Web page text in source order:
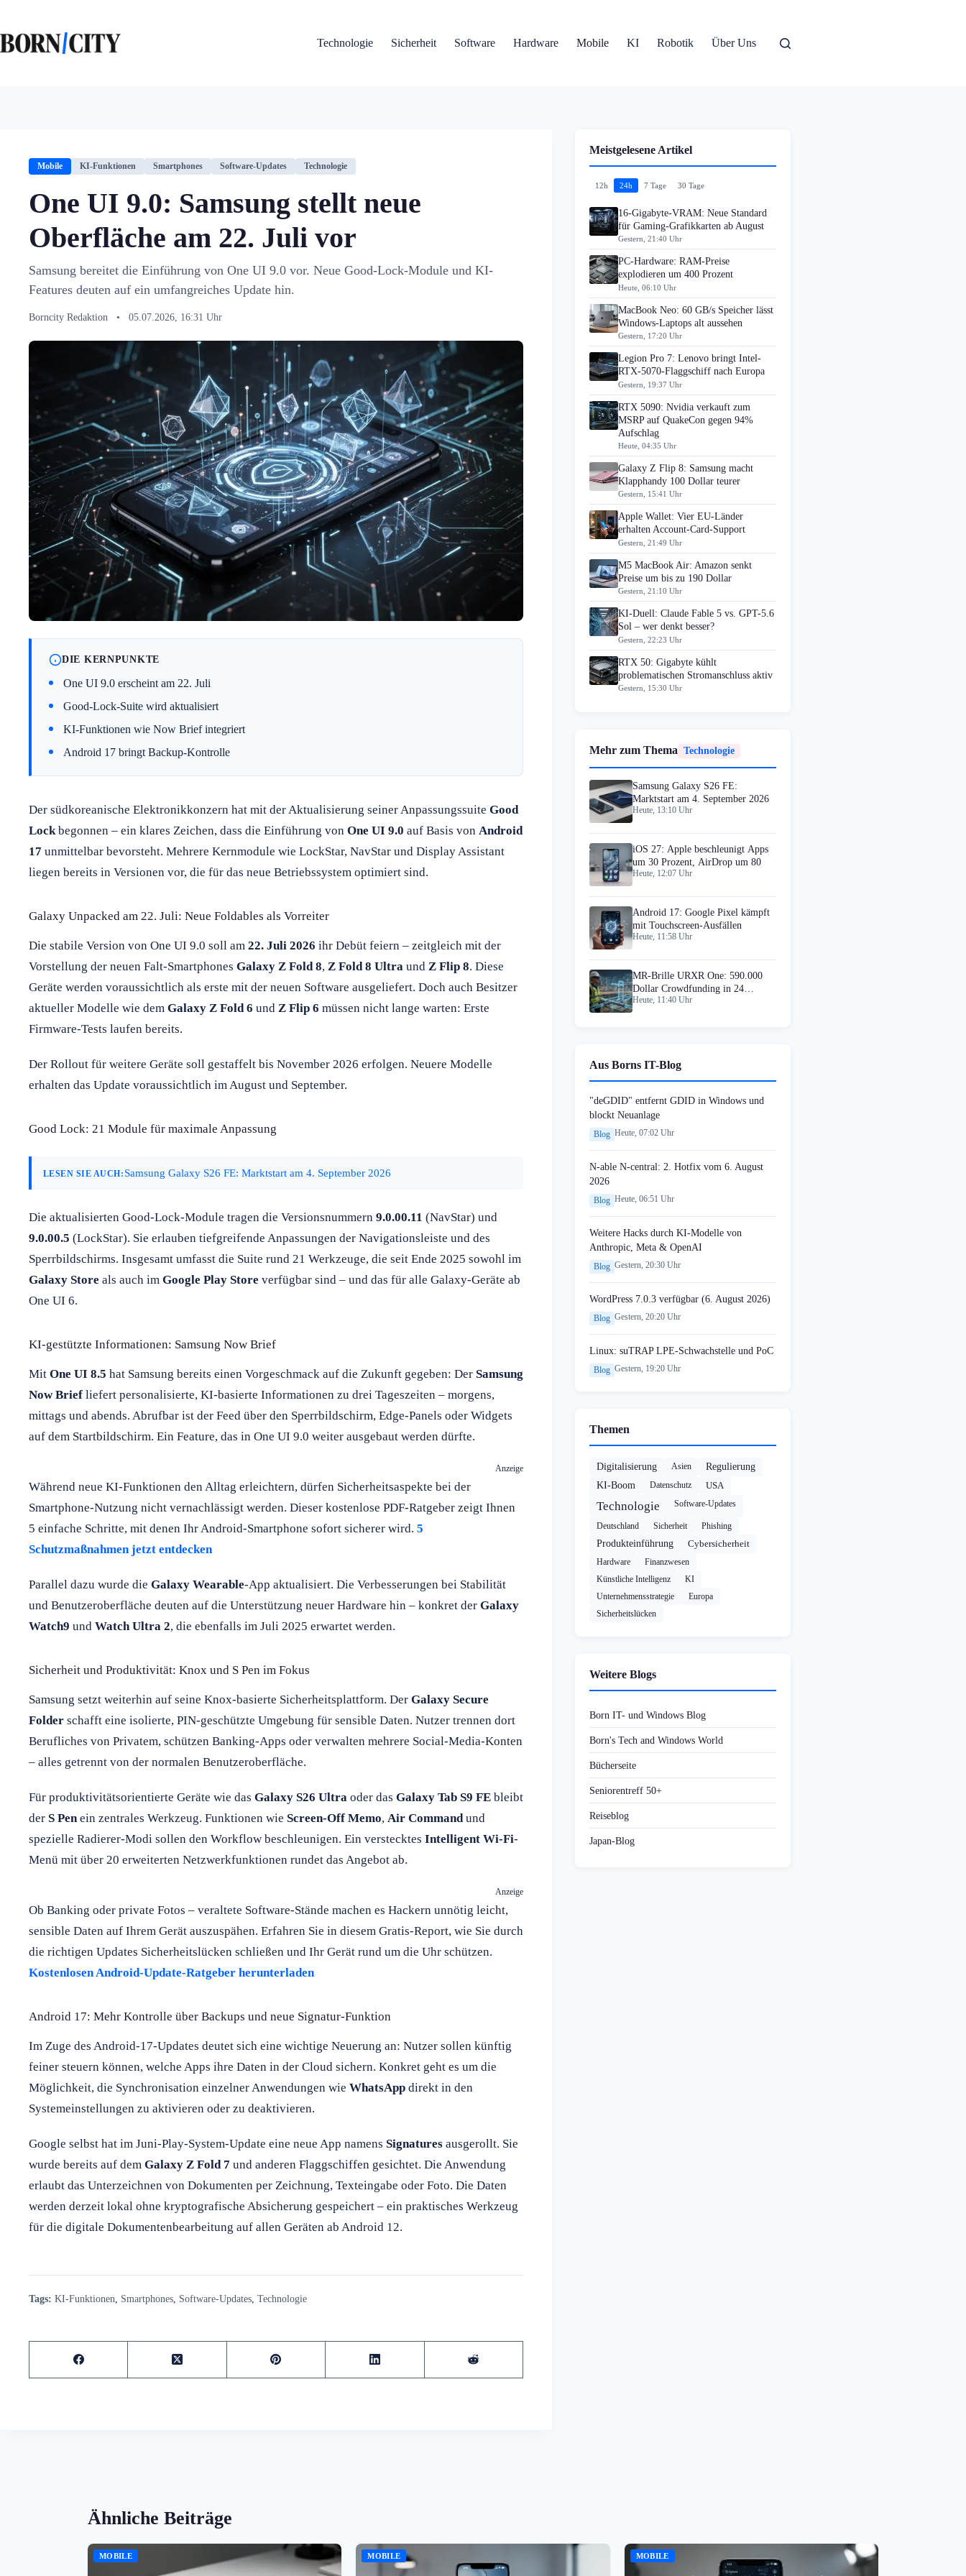
springen
Technologie
Sicherheit Software Hardware Mobile KI Robotik Über Uns
Mobile KI-Funktionen Smartphones Software-Updates Technologie
One UI 9.0: Samsung stellt neue
Oberfläche am 22. Juli vor
Samsung bereitet die Einführung von One UI 9.0 vor. Neue Good-Lock-Module und KI-
Features deuten auf ein umfangreiches Update hin.
Borncity Redaktion • 05.07.2026, 16:31 Uhr
DIE KERNPUNKTE
One UI 9.0 erscheint am 22. Juli
Good-Lock-Suite wird aktualisiert
KI-Funktionen wie Now Brief integriert
Android 17 bringt Backup-Kontrolle
Der südkoreanische Elektronikkonzern hat mit der Aktualisierung seiner Anpassungssuite Good
Lock begonnen – ein klares Zeichen, dass die Einführung von One UI 9.0 auf Basis von Android
17 unmittelbar bevorsteht. Mehrere Kernmodule wie LockStar, NavStar und Display Assistant
liegen bereits in Versionen vor, die für das neue Betriebssystem optimiert sind.
Galaxy Unpacked am 22. Juli: Neue Foldables als Vorreiter
Die stabile Version von One UI 9.0 soll am 22. Juli 2026 ihr Debüt feiern – zeitgleich mit der
Vorstellung der neuen Falt-Smartphones Galaxy Z Fold 8, Z Fold 8 Ultra und Z Flip 8. Diese
Geräte werden voraussichtlich als erste mit der neuen Software ausgeliefert. Doch auch Besitzer
aktueller Modelle wie dem Galaxy Z Fold 6 und Z Flip 6 müssen nicht lange warten: Erste
Firmware-Tests laufen bereits.
Der Rollout für weitere Geräte soll gestaffelt bis November 2026 erfolgen. Neuere Modelle
erhalten das Update voraussichtlich im August und September.
Good Lock: 21 Module für maximale Anpassung
LESEN SIE AUCH: Samsung Galaxy S26 FE: Marktstart am 4. September 2026
Die aktualisierten Good-Lock-Module tragen die Versionsnummern 9.0.00.11 (NavStar) und
9.0.00.5 (LockStar). Sie erlauben tiefgreifende Anpassungen der Navigationsleiste und des
Sperrbildschirms. Insgesamt umfasst die Suite rund 21 Werkzeuge, die seit Ende 2025 sowohl im
Galaxy Store als auch im Google Play Store verfügbar sind – und das für alle Galaxy-Geräte ab
One UI 6.
KI-gestützte Informationen: Samsung Now Brief
Mit One UI 8.5 hat Samsung bereits einen Vorgeschmack auf die Zukunft gegeben: Der Samsung
Now Brief liefert personalisierte, KI-basierte Informationen zu drei Tageszeiten – morgens,
mittags und abends. Abrufbar ist der Feed über den Sperrbildschirm, Edge-Panels oder Widgets
auf dem Startbildschirm. Ein Feature, das in One UI 9.0 weiter ausgebaut werden dürfte.
Anzeige
Während neue KI-Funktionen den Alltag erleichtern, dürfen Sicherheitsaspekte bei der
Smartphone-Nutzung nicht vernachlässigt werden. Dieser kostenlose PDF-Ratgeber zeigt Ihnen
5 einfache Schritte, mit denen Ihr Android-Smartphone sofort sicherer wird. 5
Schutzmaßnahmen jetzt entdecken
Parallel dazu wurde die Galaxy Wearable-App aktualisiert. Die Verbesserungen bei Stabilität
und Benutzeroberfläche deuten auf die Unterstützung neuer Hardware hin – konkret der Galaxy
Watch9 und Watch Ultra 2, die ebenfalls im Juli 2025 erwartet werden.
Sicherheit und Produktivität: Knox und S Pen im Fokus
Samsung setzt weiterhin auf seine Knox-basierte Sicherheitsplattform. Der Galaxy Secure
Folder schafft eine isolierte, PIN-geschützte Umgebung für sensible Daten. Nutzer trennen dort
Berufliches von Privatem, schützen Banking-Apps oder verwalten mehrere Social-Media-Konten
– alles getrennt von der normalen Benutzeroberfläche.
Für produktivitätsorientierte Geräte wie das Galaxy S26 Ultra oder das Galaxy Tab S9 FE bleibt
der S Pen ein zentrales Werkzeug. Funktionen wie Screen-Off Memo, Air Command und
spezielle Radierer-Modi sollen den Workflow beschleunigen. Ein verstecktes Intelligent Wi-Fi-
Menü mit über 20 erweiterten Netzwerkfunktionen rundet das Angebot ab.
Anzeige
Ob Banking oder private Fotos – veraltete Software-Stände machen es Hackern unnötig leicht,
sensible Daten auf Ihrem Gerät auszuspähen. Erfahren Sie in diesem Gratis-Report, wie Sie durch
die richtigen Updates Sicherheitslücken schließen und Ihr Gerät rund um die Uhr schützen.
Kostenlosen Android-Update-Ratgeber herunterladen
Android 17: Mehr Kontrolle über Backups und neue Signatur-Funktion
Im Zuge des Android-17-Updates deutet sich eine wichtige Neuerung an: Nutzer sollen künftig
feiner steuern können, welche Apps ihre Daten in der Cloud sichern. Konkret geht es um die
Möglichkeit, die Synchronisation einzelner Anwendungen wie WhatsApp direkt in den
Systemeinstellungen zu aktivieren oder zu deaktivieren.
Google selbst hat im Juni-Play-System-Update eine neue App namens Signatures ausgerollt. Sie
wurde bereits auf dem Galaxy Z Fold 7 und anderen Flaggschiffen gesichtet. Die Anwendung
erlaubt das Unterzeichnen von Dokumenten per Zeichnung, Texteingabe oder Foto. Die Daten
werden derzeit lokal ohne kryptografische Absicherung gespeichert – ein praktisches Werkzeug
für die digitale Dokumentenbearbeitung auf allen Geräten ab Android 12.
Tags: KI-Funktionen Smartphones Software-Updates Technologie
Meistgelesene Artikel
12h 24h 7 Tage 30 Tage
16-Gigabyte-VRAM: Neue Standard
für Gaming-Grafikkarten ab August
Gestern, 21:40 Uhr
PC-Hardware: RAM-Preise
explodieren um 400 Prozent
Heute, 06:10 Uhr
MacBook Neo: 60 GB/s Speicher lässt
Windows-Laptops alt aussehen
Gestern, 17:20 Uhr
Legion Pro 7: Lenovo bringt Intel-
RTX-5070-Flaggschiff nach Europa
Gestern, 19:37 Uhr
RTX 5090: Nvidia verkauft zum
MSRP auf QuakeCon gegen 94%
Aufschlag
Heute, 04:35 Uhr
Galaxy Z Flip 8: Samsung macht
Klapphandy 100 Dollar teurer
Gestern, 15:41 Uhr
Apple Wallet: Vier EU-Länder
erhalten Account-Card-Support
Gestern, 21:49 Uhr
M5 MacBook Air: Amazon senkt
Preise um bis zu 190 Dollar
Gestern, 21:10 Uhr
KI-Duell: Claude Fable 5 vs. GPT-5.6
Sol – wer denkt besser?
Gestern, 22:23 Uhr
RTX 50: Gigabyte kühlt
problematischen Stromanschluss aktiv
Gestern, 15:30 Uhr
Mehr zum Thema Technologie
Samsung Galaxy S26 FE:
Marktstart am 4. September 2026
Heute, 13:10 Uhr
iOS 27: Apple beschleunigt Apps
um 30 Prozent, AirDrop um 80
Heute, 12:07 Uhr
Android 17: Google Pixel kämpft
mit Touchscreen-Ausfällen
Heute, 11:58 Uhr
MR-Brille URXR One: 590.000
Dollar Crowdfunding in 24
Stunden
Heute, 11:40 Uhr
Aus Borns IT-Blog
"deGDID" entfernt GDID in Windows und
blockt Neuanlage
Blog Heute, 07:02 Uhr
N-able N-central: 2. Hotfix vom 6. August
2026
Blog Heute, 06:51 Uhr
Weitere Hacks durch KI-Modelle von
Anthropic, Meta & OpenAI
Blog Gestern, 20:30 Uhr
WordPress 7.0.3 verfügbar (6. August 2026)
Blog Gestern, 20:20 Uhr
Linux: suTRAP LPE-Schwachstelle und PoC
Blog Gestern, 19:20 Uhr
Themen
Digitalisierung Asien
Regulierung
KI-Boom
Datenschutz USA
Technologie Software-Updates
Deutschland Sicherheit Phishing
Produkteinführung Cybersicherheit
Hardware
Finanzwesen
Künstliche Intelligenz
KI
Unternehmensstrategie
Europa
Sicherheitslücken
Weitere Blogs
Born IT- und Windows Blog
Born's Tech and Windows World
Bücherseite
Seniorentreff 50+
Reiseblog
Japan-Blog
Ähnliche Beiträge
MOBILE MOBILE MOBILE